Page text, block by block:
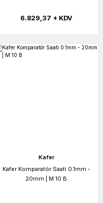
6.829,37 + KDV
Kafer
Kafer Komparatör Saati 0.1mm -
20mm | M 10 B